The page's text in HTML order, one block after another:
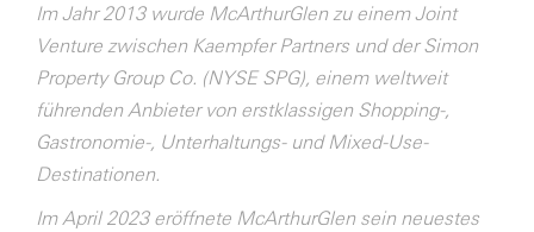
Im Jahr 2013 wurde McArthurGlen zu einem Joint
Venture zwischen Kaempfer Partners und der Simon
Property Group Co. (NYSE SPG), einem weltweit
führenden Anbieter von erstklassigen Shopping-,
Gastronomie-, Unterhaltungs- und Mixed-Use-
Destinationen.
Im April 2023 eröffnete McArthurGlen sein neuestes